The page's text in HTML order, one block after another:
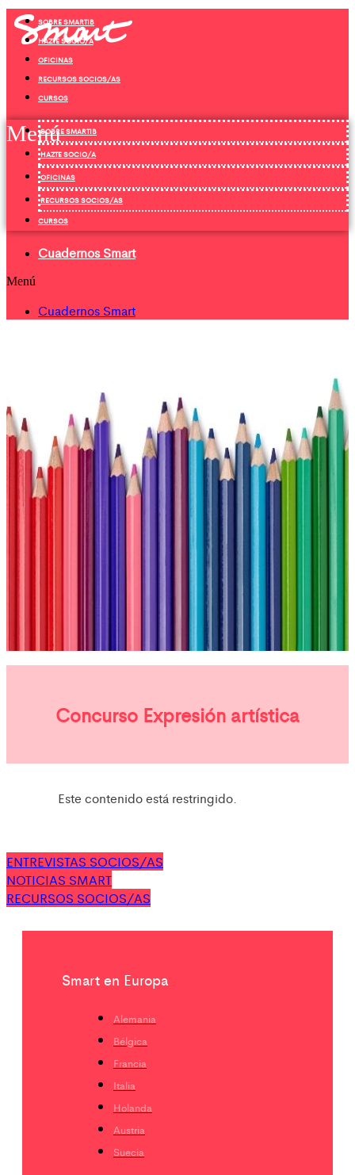
Ir
contenido
SOBRE SMARTIB
HAZTE SOCIO/A
OFICINAS
RECURSOS SOCIOS/AS
CURSOS
MenúSOBRE SMARTIB
HAZTE SOCIO/A
OFICINAS
RECURSOS SOCIOS/AS
CURSOS
Cuadernos Smart
Menú
Cuadernos Smart
Concurso Expresión artística
Este contenido está restringido.
ENTREVISTAS SOCIOS/AS
NOTICIAS SMART
RECURSOS SOCIOS/AS
Smart en Europa
Alemania
Bélgica
Francia
Italia
Holanda
Austria
Suecia